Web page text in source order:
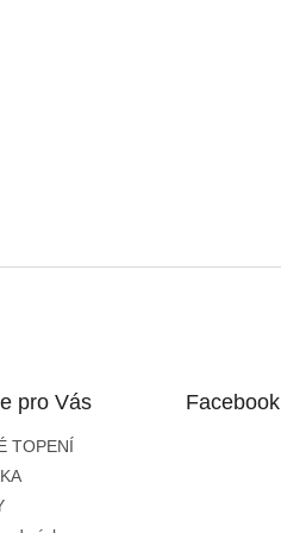
pro Vás
TOPENÍ
Facebook